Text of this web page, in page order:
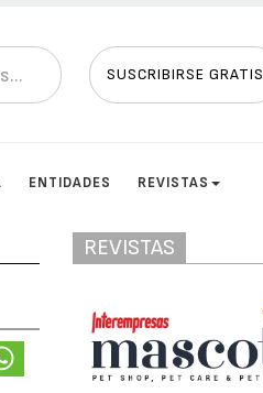
SUSCRIBIRSE GRATIS
ENTIDADES REVISTAS
REVISTAS